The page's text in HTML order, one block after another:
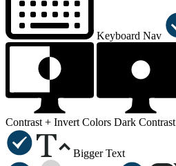
Keyboard Nav
Contrast + Invert Colors Dark Contrast
Bigger Text